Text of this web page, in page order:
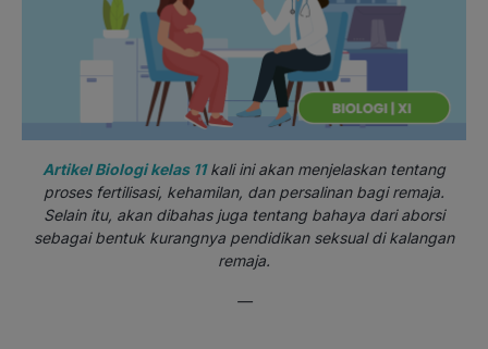
Artikel Biologi kelas 11kali ini akan menjelaskan tentang
proses fertilisasi, kehamilan, dan persalinan bagi remaja.
Selain itu, akan dibahas juga tentang bahaya dari aborsi
sebagai bentuk kurangnya pendidikan seksual di kalangan
remaja.
—